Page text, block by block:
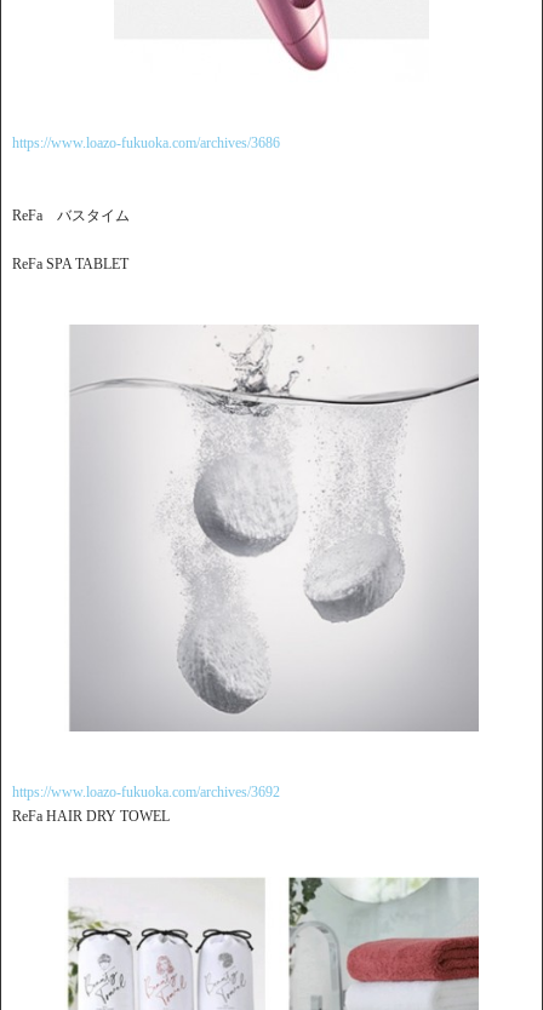
https://www.loazo-fukuoka.com/archives/3686
ReFa バスタイム
ReFa SPA TABLET
https://www.loazo-fukuoka.com/archives/3692
ReFa HAIR DRY TOWEL